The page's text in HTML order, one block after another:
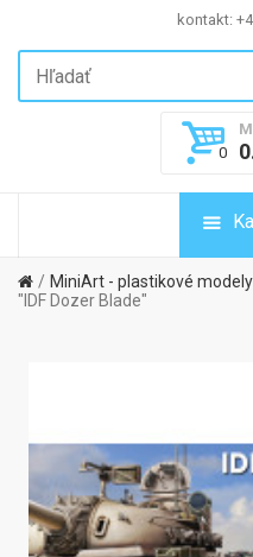
kontakt:
0
MiniArt - plastikové modely
"IDF Dozer Blade"